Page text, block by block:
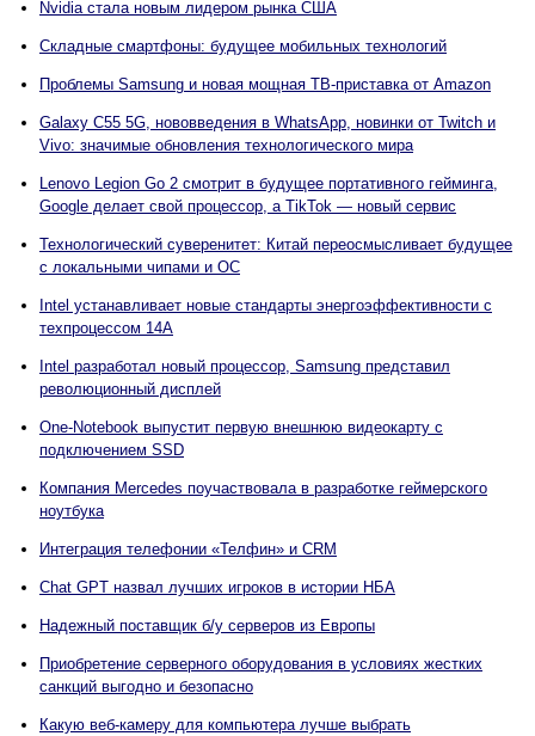
Nvidia стала новым лидером рынка США
Складные смартфоны: будущее мобильных технологий
Проблемы Samsung и новая мощная ТВ-приставка от Amazon
Galaxy C55 5G, нововведения в WhatsApp, новинки от Twitch и
Vivo: значимые обновления технологического мира
Lenovo Legion Go 2 смотрит в будущее портативного гейминга,
Google делает свой процессор, а TikTok — новый сервис
Технологический суверенитет: Китай переосмысливает будущее
с локальными чипами и ОС
Intel устанавливает новые стандарты энергоэффективности с
техпроцессом 14A
Intel разработал новый процессор, Samsung представил
революционный дисплей
One-Notebook выпустит первую внешнюю видеокарту с
подключением SSD
Компания Mercedes поучаствовала в разработке геймерского
ноутбука
Интеграция телефонии «Телфин» и CRM
Chat GPT назвал лучших игроков в истории НБА
Надежный поставщик б/у серверов из Европы
Приобретение серверного оборудования в условиях жестких
санкций выгодно и безопасно
Какую веб-камеру для компьютера лучше выбрать